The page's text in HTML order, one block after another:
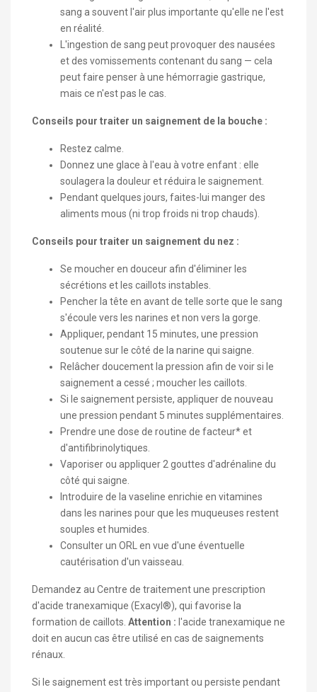
sang a souvent l'air plus importante qu'elle ne l'est
en réalité.
L'ingestion de sang peut provoquer des nausées
et des vomissements contenant du sang — cela
peut faire penser à une hémorragie gastrique,
mais ce n'est pas le cas.
Conseils pour traiter un saignement de la bouche :
Restez calme.
Donnez une glace à l'eau à votre enfant : elle
soulagera la douleur et réduira le saignement.
Pendant quelques jours, faites-lui manger des
aliments mous (ni trop froids ni trop chauds).
Conseils pour traiter un saignement du nez :
Se moucher en douceur afin d'éliminer les
sécrétions et les caillots instables.
Pencher la tête en avant de telle sorte que le sang
s'écoule vers les narines et non vers la gorge.
Appliquer, pendant 15 minutes, une pression
soutenue sur le côté de la narine qui saigne.
Relâcher doucement la pression afin de voir si le
saignement a cessé ; moucher les caillots.
Si le saignement persiste, appliquer de nouveau
une pression pendant 5 minutes supplémentaires.
Prendre une dose de routine de facteur* et
d'antifibrinolytiques.
Vaporiser ou appliquer 2 gouttes d'adrénaline du
côté qui saigne.
Introduire de la vaseline enrichie en vitamines
dans les narines pour que les muqueuses restent
souples et humides.
Consulter un ORL en vue d'une éventuelle
cautérisation d'un vaisseau.
Demandez au Centre de traitement une prescription
d'acide tranexamique (Exacyl®), qui favorise la
formation de caillots. Attention : l'acide tranexamique ne
doit en aucun cas être utilisé en cas de saignements
rénaux.
Si le saignement est très important ou persiste pendant